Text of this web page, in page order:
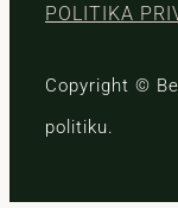
POLITIKA
Copyright ©
politiku.